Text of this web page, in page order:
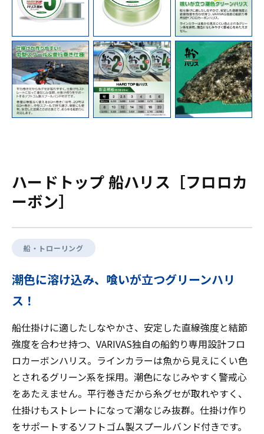
ハードトップ 船ハリス［フロロカ
ーボン］
船・トローリング
潮色に溶け込み、喰いが立つグリーンハリ
ス！
船仕掛けに適したしなやかさ、安定した直線強度と結節
強度を合わせ持つ、VARIVAS独自の船釣り専用設計フロ
ロカーボンハリス。ラインカラーは魚から見えにくい色
とされるグリーン系を採用。潮色になじみやすく警戒心
をあたえません。平行巻きだから糸グセが取れやすく、
仕掛けもストレートになって潮なじみ抜群。仕掛け作り
をサポートするソフトゴム製スプールバンド付きです。